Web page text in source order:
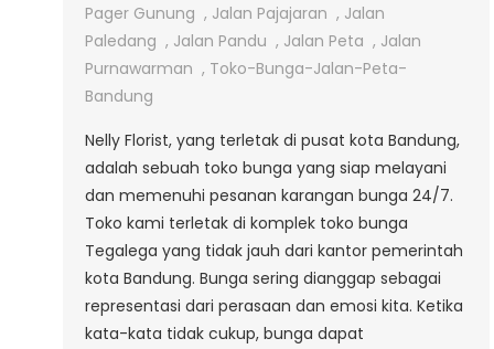
Jalan-
Peta-
Bandung
Pager Gunung , Jalan Pajajaran , Jalan
Paledang , Jalan Pandu , Jalan Peta , Jalan
Purnawarman , Toko-Bunga-Jalan-Peta-
Bandung
Nelly Florist, yang terletak di pusat kota Bandung,
adalah sebuah toko bunga yang siap melayani
dan memenuhi pesanan karangan bunga 24/7.
Toko kami terletak di komplek toko bunga
Tegalega yang tidak jauh dari kantor pemerintah
kota Bandung. Bunga sering dianggap sebagai
representasi dari perasaan dan emosi kita. Ketika
kata-kata tidak cukup, bunga dapat